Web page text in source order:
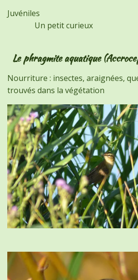
Un petit curieux
Le phragmite aquatique
Nourriture : insectes, araignées,
trouvés dans la végétation